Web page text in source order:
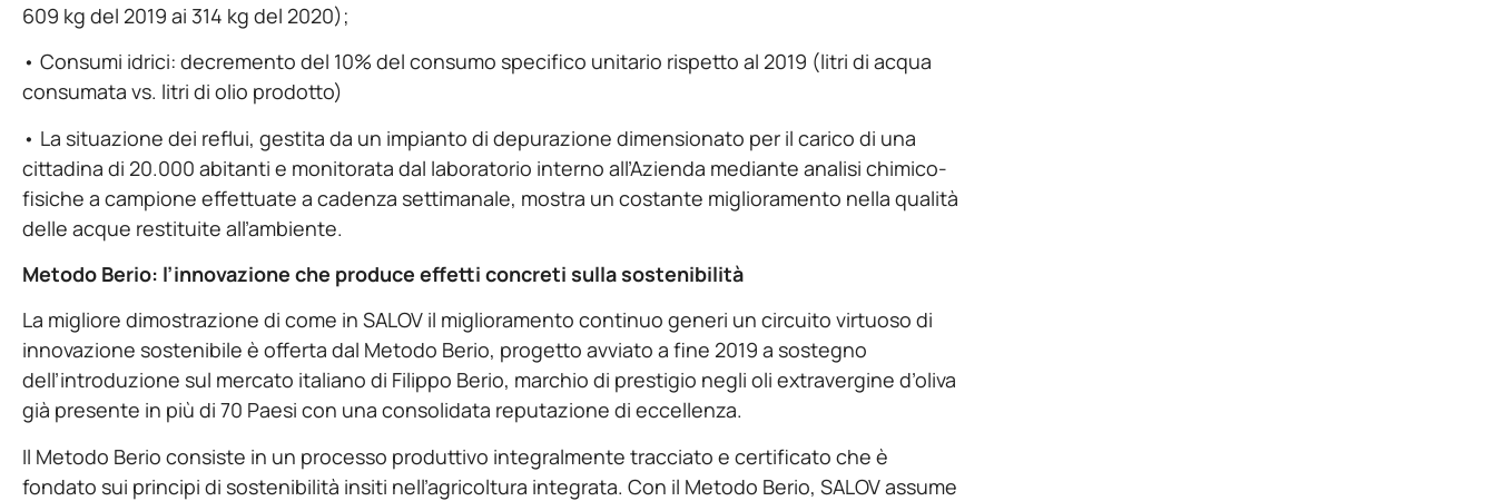
609 kg del 2019 ai 314 kg del 2020);
• Consumi idrici: decremento del 10% del consumo specifico unitario rispetto al 2019 (litri di acqua
consumata vs. litri di olio prodotto)
• La situazione dei reflui, gestita da un impianto di depurazione dimensionato per il carico di una
cittadina di 20.000 abitanti e monitorata dal laboratorio interno all’Azienda mediante analisi chimico-
fisiche a campione effettuate a cadenza settimanale, mostra un costante miglioramento nella qualità
delle acque restituite all’ambiente.
Metodo Berio: l’innovazione che produce effetti concreti sulla sostenibilità
La migliore dimostrazione di come in SALOV il miglioramento continuo generi un circuito virtuoso di
innovazione sostenibile è offerta dal Metodo Berio, progetto avviato a fine 2019 a sostegno
dell’introduzione sul mercato italiano di Filippo Berio, marchio di prestigio negli oli extravergine d’oliva
già presente in più di 70 Paesi con una consolidata reputazione di eccellenza.
Il Metodo Berio consiste in un processo produttivo integralmente tracciato e certificato che è
fondato sui principi di sostenibilità insiti nell’agricoltura integrata. Con il Metodo Berio, SALOV assume